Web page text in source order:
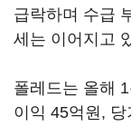
급락하며 수급
세는 이어지고
폴레드는 올해
이익 45억원,